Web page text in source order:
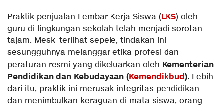
Praktik penjualan Lembar Kerja Siswa (LKS) oleh
guru di lingkungan sekolah telah menjadi sorotan
tajam. Meski terlihat sepele, tindakan ini
sesungguhnya melanggar etika profesi dan
peraturan resmi yang dikeluarkan oleh Kementerian
Pendidikan dan Kebudayaan (Kemendikbud). Lebih
dari itu, praktik ini merusak integritas pendidikan
dan menimbulkan keraguan di mata siswa, orang